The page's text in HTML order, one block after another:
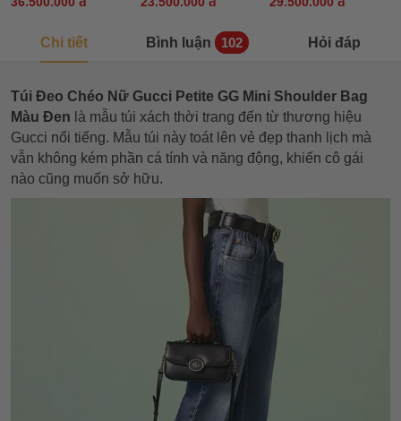
Chi tiết Bình luận 102 Hỏi đáp
Túi Đeo Chéo Nữ Gucci Petite GG Mini Shoulder Bag
Màu Đen là mẫu túi xách thời trang đến từ thương hiệu
Gucci nổi tiếng. Mẫu túi này toát lên vẻ đẹp thanh lịch mà
vẫn không kém phần cá tính và năng động, khiến cô gái
nào cũng muốn sở hữu.